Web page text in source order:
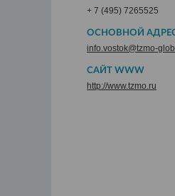
+ 7 (495) 7265525
ОСНОВНОЙ
info.vostok@tzmo-
САЙТ WWW
http://www.tzmo.ru